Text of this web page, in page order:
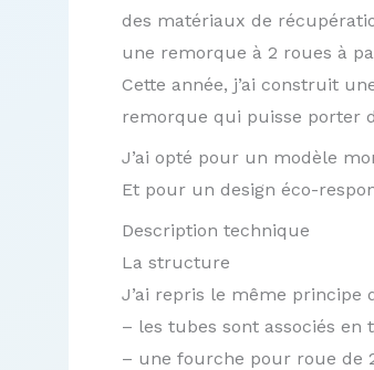
des matériaux de
une remorque à 2 roues à
Cette année, j’ai construit
remorque qui puisse porter
J’ai opté pour un modèle
Et pour un design éco-
Description technique
La structure
J’ai repris le même
– les tubes sont associés en
– une fourche pour roue de